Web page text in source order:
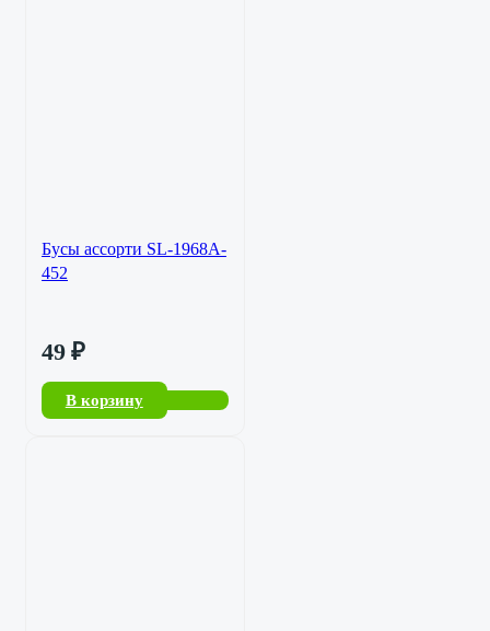
Бусы ассорти SL-1968A-
452
49 ₽
В корзину